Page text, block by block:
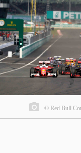
© Red Bull